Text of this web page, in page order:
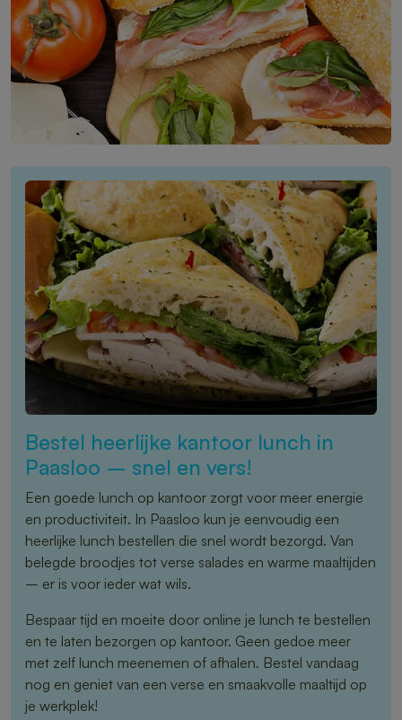
Bestel heerlijke kantoor lunch in
Paasloo – snel en vers!
Een goede lunch op kantoor zorgt voor meer energie
en productiviteit. In Paasloo kun je eenvoudig een
heerlijke lunch bestellen die snel wordt bezorgd. Van
belegde broodjes tot verse salades en warme maaltijden
– er is voor ieder wat wils.
Bespaar tijd en moeite door online je lunch te bestellen
en te laten bezorgen op kantoor. Geen gedoe meer
met zelf lunch meenemen of afhalen. Bestel vandaag
nog en geniet van een verse en smaakvolle maaltijd op
je werkplek!